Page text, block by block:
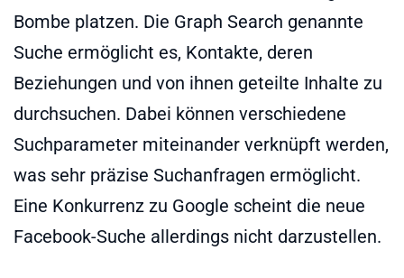
Bombe platzen. Die Graph Search genannte
Suche ermöglicht es, Kontakte, deren
Beziehungen und von ihnen geteilte Inhalte zu
durchsuchen. Dabei können verschiedene
Suchparameter miteinander verknüpft werden,
was sehr präzise Suchanfragen ermöglicht.
Eine Konkurrenz zu Google scheint die neue
Facebook-Suche allerdings nicht darzustellen.